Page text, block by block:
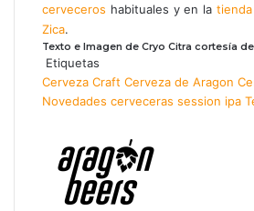
cerveceros habituales y en la
Zica.
Texto e Imagen de Cryo Citra cortesía
Etiquetas
Cerveza Craft Cerveza de Aragon
Novedades cerveceras session ipa